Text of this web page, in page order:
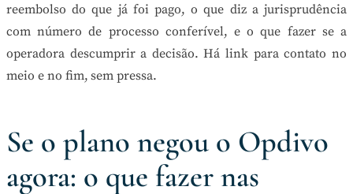
reembolso do que já foi pago, o que diz a jurisprudência
com número de processo conferível, e o que fazer se a
operadora descumprir a decisão. Há link para contato no
meio e no fim, sem pressa.
Se o plano negou o Opdivo
agora: o que fazer nas